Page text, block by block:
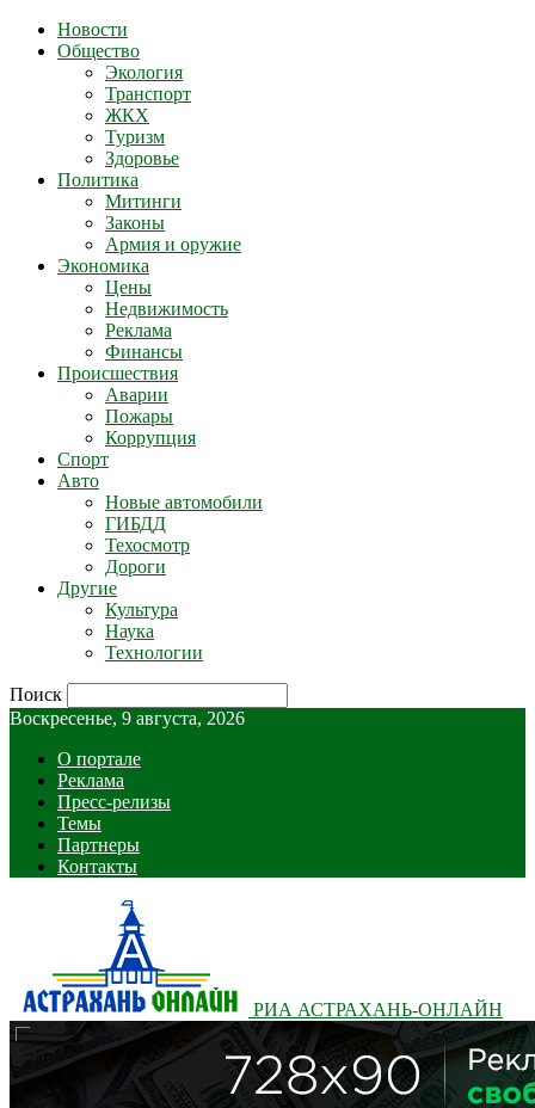
Новости
Общество
Экология
Транспорт
ЖКХ
Туризм
Здоровье
Политика
Митинги
Законы
Армия и оружие
Экономика
Цены
Недвижимость
Реклама
Финансы
Происшествия
Аварии
Пожары
Коррупция
Спорт
Авто
Новые автомобили
ГИБДД
Техосмотр
Дороги
Другие
Культура
Наука
Технологии
Поиск
Воскресенье, 9 августа, 2026
О портале
Реклама
Пресс-релизы
Темы
Партнеры
Контакты
РИА АСТРАХАНЬ-ОНЛАЙН